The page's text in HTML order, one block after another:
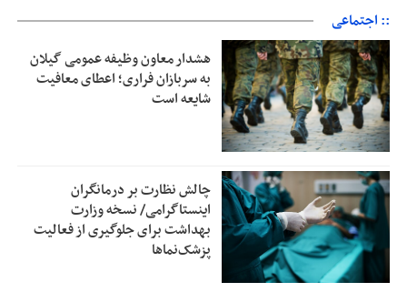
:: اجتماعی
هشدار معاون وظیفه عمومی گیلان
به سربازان فراری؛ اعطای معافیت
شایعه است
چالش نظارت بر درمانگران
اینستاگرامی/ نسخه وزارت
بهداشت برای جلوگیری از فعالیت
پزشک‌نماها